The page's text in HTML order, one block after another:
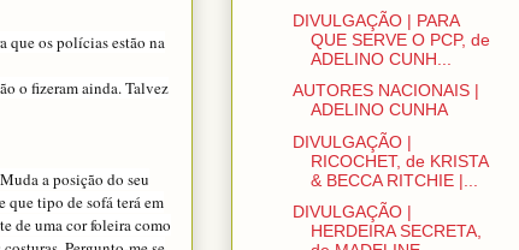
que os polícias estão na
o fizeram ainda. Talvez
a posição do seu
que tipo de sofá terá em
de uma cor foleira como
DIVULGAÇÃO | PARA
QUE SERVE O PCP, de
ADELINO CUNH...
AUTORES NACIONAIS |
ADELINO CUNHA
DIVULGAÇÃO |
RICOCHET, de KRISTA
& BECCA RITCHIE |...
DIVULGAÇÃO |
HERDEIRA SECRETA,